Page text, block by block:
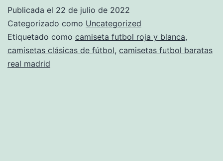
Fútbol
Para
La
Publicada el 22 de julio de 2022
Categorizado como Uncategorized
Etiquetado como camiseta futbol roja y blanca,
camisetas clásicas de fútbol, camisetas futbol baratas
real madrid